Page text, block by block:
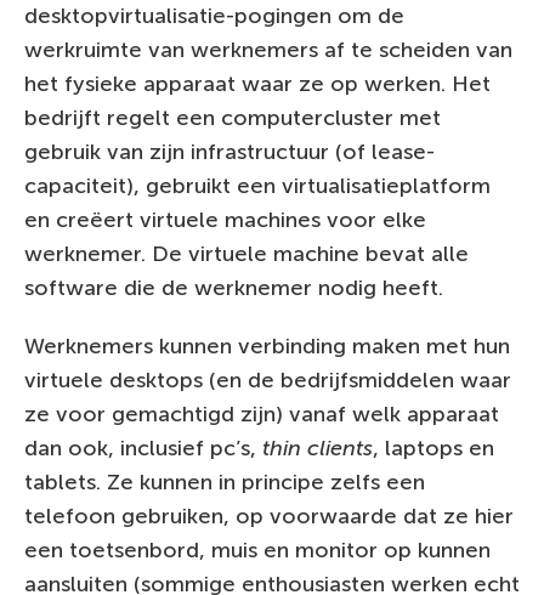
desktopvirtualisatie-pogingen om de
werkruimte van werknemers af te scheiden van
het fysieke apparaat waar ze op werken. Het
bedrijft regelt een computercluster met
gebruik van zijn infrastructuur (of lease-
capaciteit), gebruikt een virtualisatieplatform
en creëert virtuele machines voor elke
werknemer. De virtuele machine bevat alle
software die de werknemer nodig heeft.
Werknemers kunnen verbinding maken met hun
virtuele desktops (en de bedrijfsmiddelen waar
ze voor gemachtigd zijn) vanaf welk apparaat
dan ook, inclusief pc’s, thin clients, laptops en
tablets. Ze kunnen in principe zelfs een
telefoon gebruiken, op voorwaarde dat ze hier
een toetsenbord, muis en monitor op kunnen
aansluiten (sommige enthousiasten werken echt